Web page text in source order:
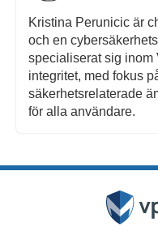
Kristina Perunicic är
och en
specialiserat sig inom
integritet, med fokus
säkerhetsrelaterade
för alla användare.